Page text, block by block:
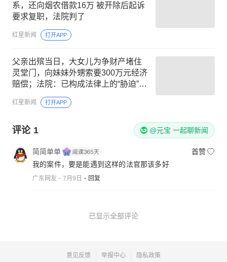
系，还向烟农借款16万 被开除后起诉
要求复职，法院判了
红星新闻 打开APP
父亲出殡当日，大女儿为争财产堵住
灵堂门，向妹妹外甥索要300万元经济
赔偿；法院：已构成法律上的“胁迫”，
撤销协议约定
红星新闻 打开APP
评论 1 @元宝 一起聊新闻
简简单单
首赞
我的案件，要是能遇到这样的法官那该多好
广东网友 7月9日 回复
已显示全部评论
意见反馈 举报中心 隐私政策